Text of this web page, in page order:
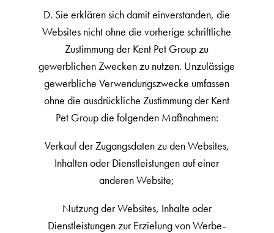
D. Sie erklären sich damit einverstanden, die
Websites nicht ohne die vorherige schriftliche
Zustimmung der Kent Pet Group zu
gewerblichen Zwecken zu nutzen. Unzulässige
gewerbliche Verwendungszwecke umfassen
ohne die ausdrückliche Zustimmung der Kent
Pet Group die folgenden Maßnahmen:
Verkauf der Zugangsdaten zu den Websites,
Inhalten oder Dienstleistungen auf einer
anderen Website;
Nutzung der Websites, Inhalte oder
Dienstleistungen zur Erzielung von Werbe-